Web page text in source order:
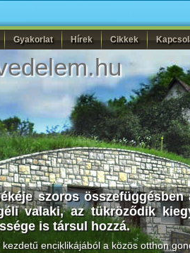
Gyakorlat Hírek Cikkek
szoros
valaki, az tükröződik
is társul hozzá.
kezdetű enciklikájából a közös otthon